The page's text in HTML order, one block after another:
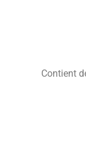
Contient